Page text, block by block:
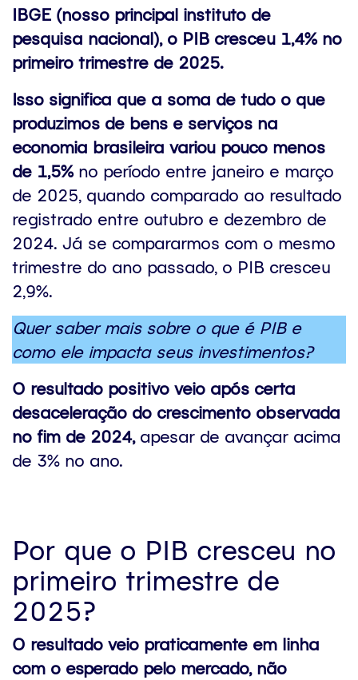
IBGE (nosso principal instituto de
pesquisa nacional), o PIB cresceu 1,4% no
primeiro trimestre de 2025.
Isso significa que a soma de tudo o que
produzimos de bens e serviços na
economia brasileira variou pouco menos
de 1,5% no período entre janeiro e março
de 2025, quando comparado ao resultado
registrado entre outubro e dezembro de
2024. Já se compararmos com o mesmo
trimestre do ano passado, o PIB cresceu
2,9%.
Quer saber mais sobre o que é PIB e
como ele impacta seus investimentos?
O resultado positivo veio após certa
desaceleração do crescimento observada
no fim de 2024, apesar de avançar acima
de 3% no ano.
Por que o PIB cresceu no
primeiro trimestre de
2025?
O resultado veio praticamente em linha
com o esperado pelo mercado, não